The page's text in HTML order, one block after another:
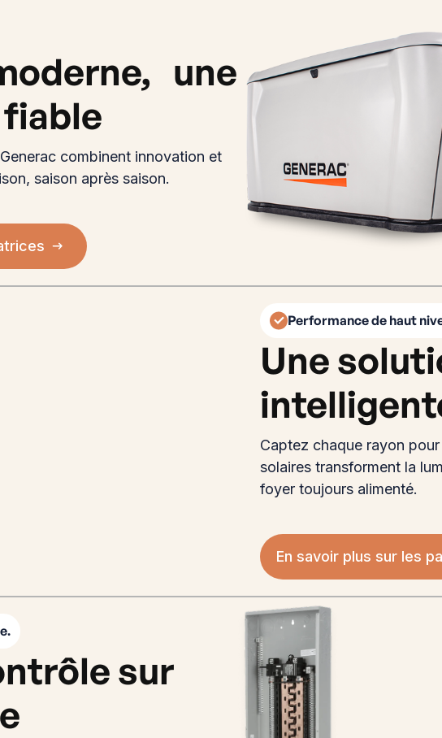
une
combinent innovation et
saison après saison.
Performance de haut
Une
Captez chaque rayon
solaires transforment la
foyer toujours alimenté.
En savoir plus sur les
sur